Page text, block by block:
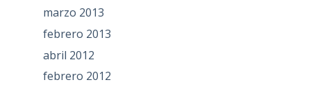
marzo 2013
febrero 2013
abril 2012
febrero 2012